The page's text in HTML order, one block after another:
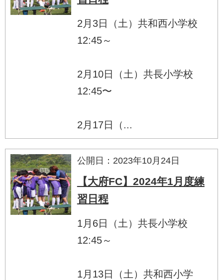
2月3日（土）共和西小学校
12:45～
2月10日（土）共長小学校
12:45〜
2月17日（...
公開日：2023年10月24日
【大府FC】2024年1月度練
習日程
1月6日（土）共長小学校
12:45～
1月13日（土）共和西小学